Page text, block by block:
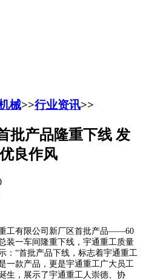
械>>行业资讯>>
批产品隆重下线 发
良作风
工有限公司新厂区首批产品——60
装一车间隆重下线，宇通重工质量
：“首批产品下线，标志着宇通重工
一款产品，更是宇通重工广大员工
生，展示了宇通重工人崇德、协